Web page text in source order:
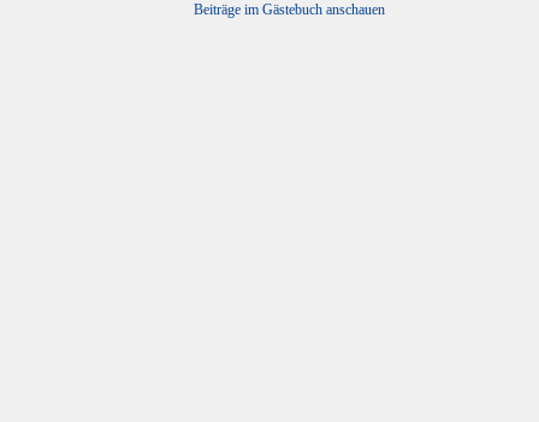
Beiträge im Gästebuch anschauen